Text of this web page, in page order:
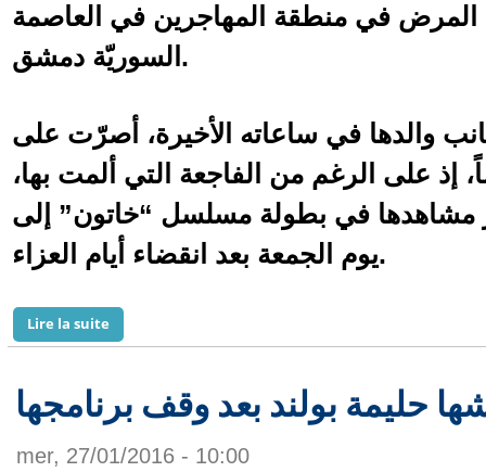
المرض في منطقة المهاجرين في العاصمة
السوريّة دمشق.
والدها في ساعاته الأخيرة، أصرّت على
إذ على الرغم من الفاجعة التي ألمت بها،
مشاهدها في بطولة مسلسل “خاتون” إلى
يوم الجمعة بعد انقضاء أيام العزاء.
Lire la suite
حليمة بولند بعد وقف برنامجها
mer, 27/01/2016 - 10:00